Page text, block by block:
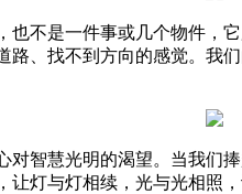
是一件事或几个物件，
、找不到方向的感觉。
慧光明的渴望。当我们
灯与灯相续，光与光相照